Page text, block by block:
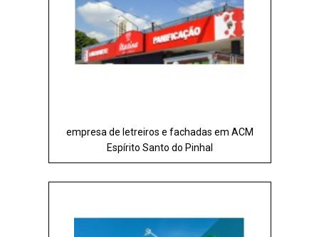
empresa de letreiros e fachadas em ACM
Espírito Santo do Pinhal